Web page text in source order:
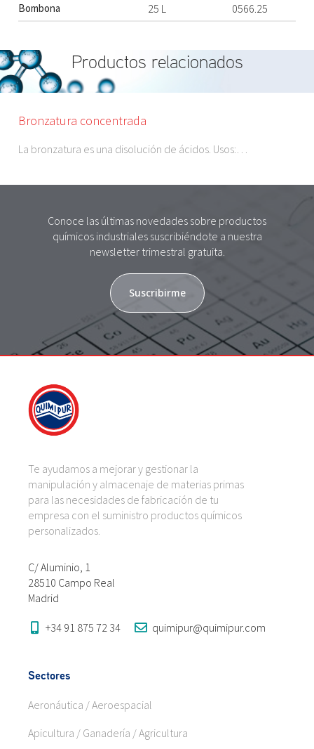
Bombona 25 L 0566.25
Productos relacionados
Bronzatura concentrada
La bronzatura es una disolución de ácidos. Usos:…
Conoce las últimas novedades sobre productos
químicos industriales suscribiéndote a nuestra
newsletter trimestral gratuita.
Suscribirme
Te ayudamos a mejorar y gestionar la
manipulación y almacenaje de materias primas
para las necesidades de fabricación de tu
empresa con el suministro productos químicos
personalizados.
C/ Aluminio, 1
28510 Campo Real
Madrid
+34 91 875 72 34 quimipur@quimipur.com
Sectores
Aeronáutica / Aeroespacial
Apicultura / Ganadería / Agricultura